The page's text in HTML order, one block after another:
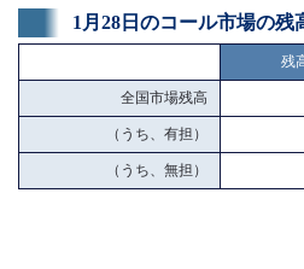
1月28日のコール市場の残
残
全国市場残高
（うち、有担）
（うち、無担）